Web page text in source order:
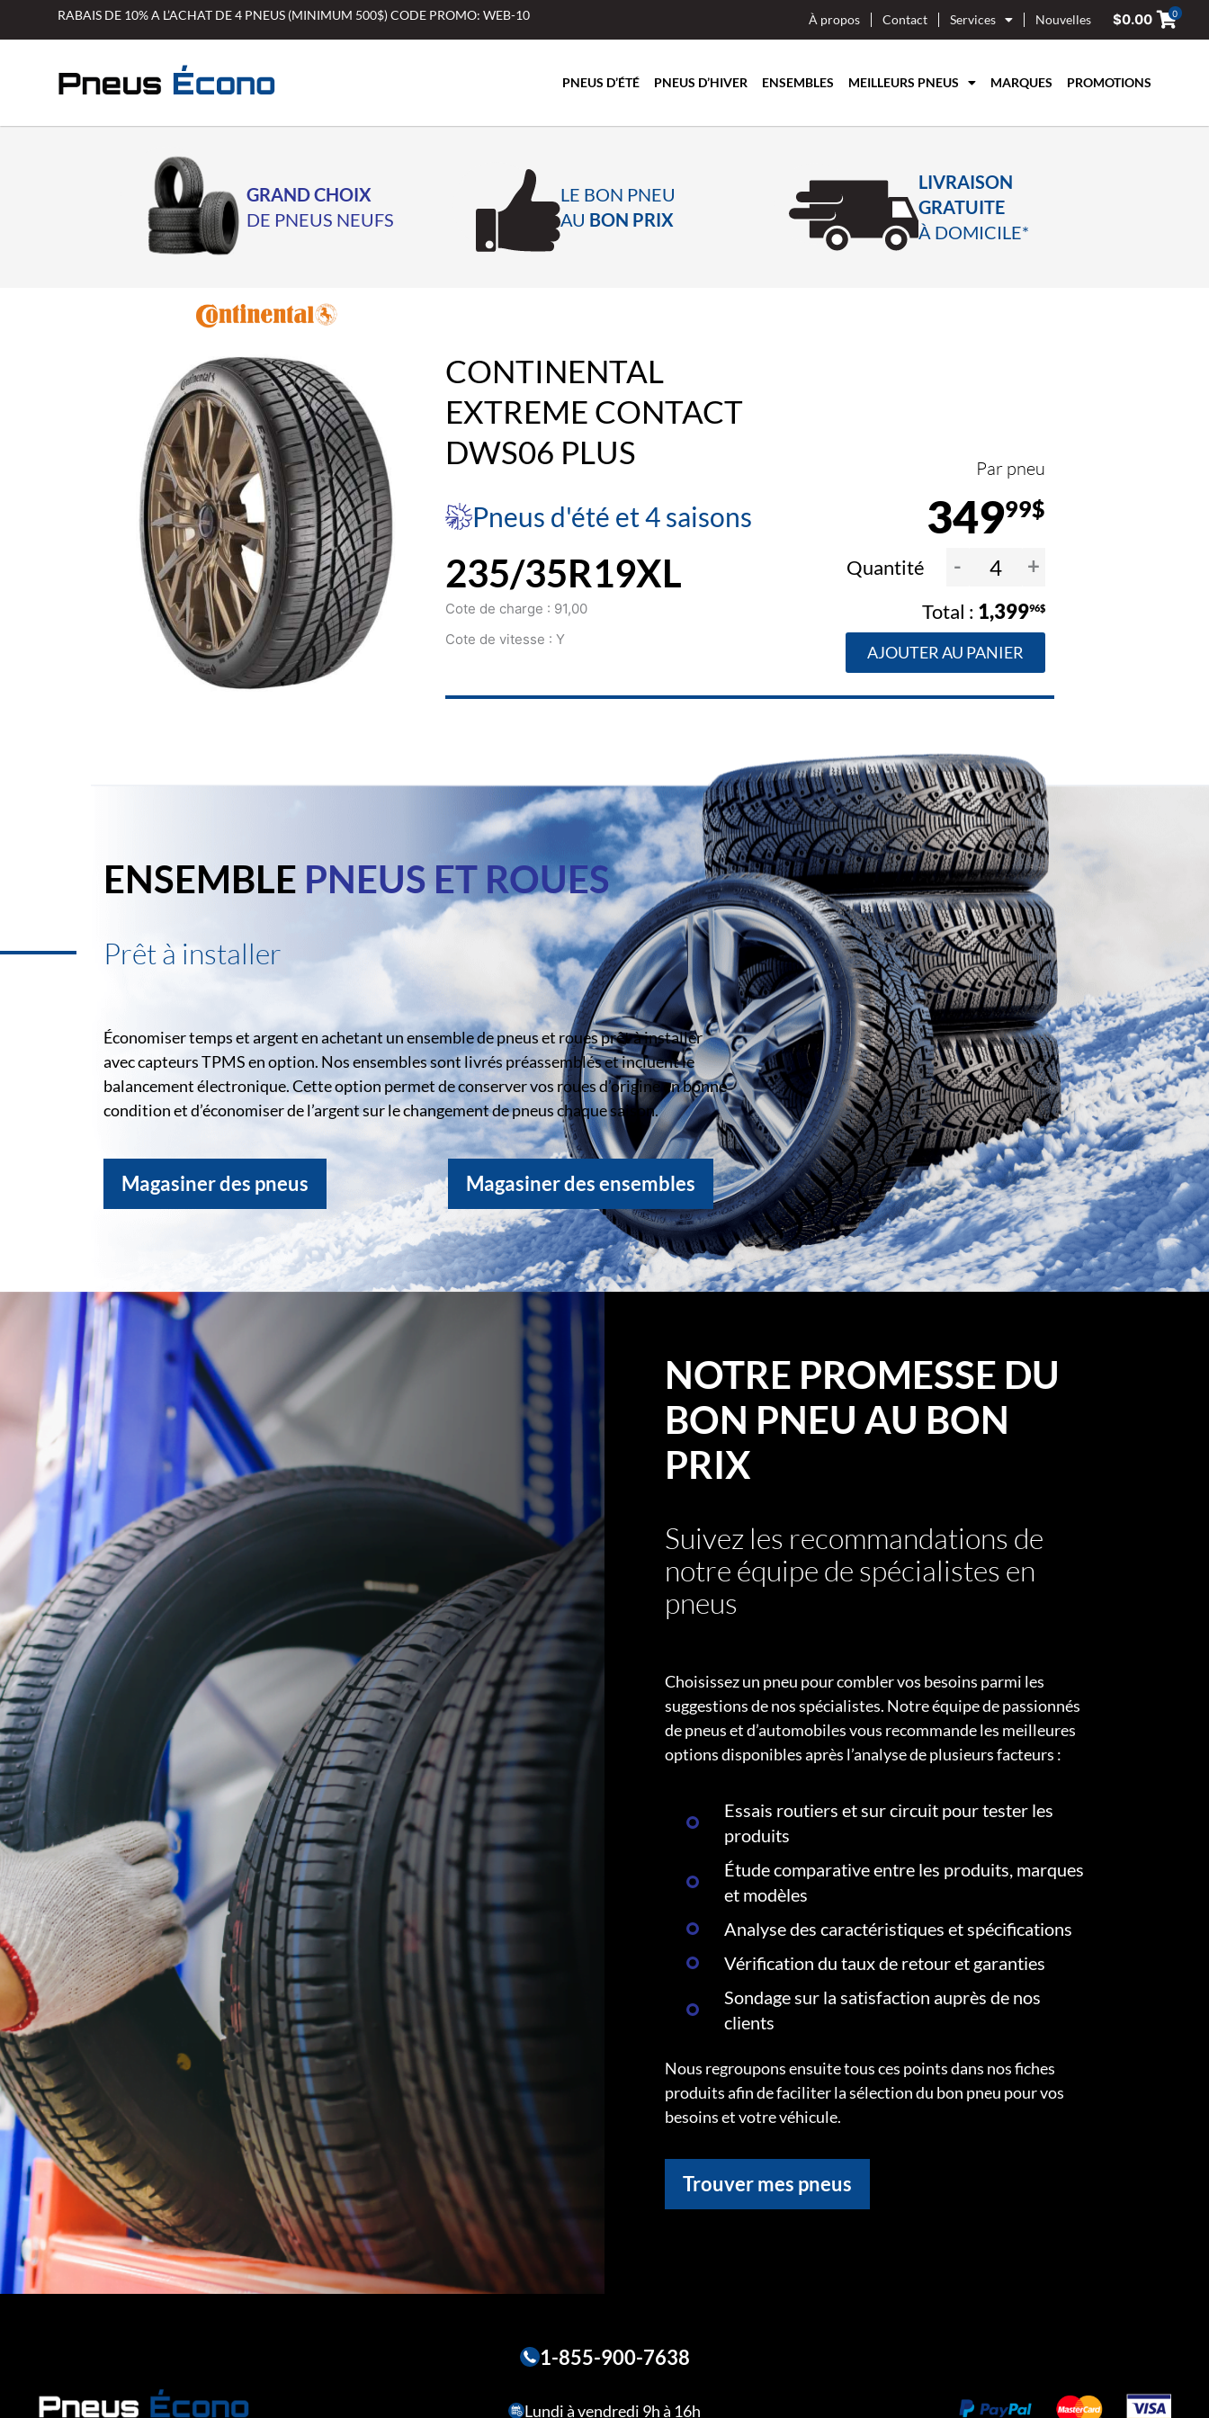
RABAIS DE 10% A L’ACHAT DE 4 PNEUS (MINIMUM 500$) CODE PROMO: WEB-10 À propos Contact Services Nouvelles $0.00 0
PNEUS D’ÉTÉ PNEUS D’HIVER ENSEMBLES MEILLEURS PNEUS MARQUES PROMOTIONS
GRAND CHOIX
DE PNEUS NEUFS
LE BON PNEU
AU BON PRIX
LIVRAISON
GRATUITE
À DOMICILE*
CONTINENTAL
EXTREME CONTACT
DWS06 PLUS
Pneus d'été et 4 saisons
Par pneu
34999$
235/35R19XL
Cote de charge : 91,00
Cote de vitesse : Y
Quantité - +
1,39996$
AJOUTER AU PANIER
ENSEMBLE PNEUS ET ROUES
Prêt à installer
Économiser temps et argent en achetant un ensemble de pneus et roues prêt à installer
avec capteurs TPMS en option. Nos ensembles sont livrés préassemblés et incluent le
balancement électronique. Cette option permet de conserver vos roues d’origine en bonne
condition et d’économiser de l’argent sur le changement de pneus chaque saison.
Magasiner des pneus Magasiner des ensembles
NOTRE PROMESSE DU
BON PNEU AU BON
PRIX
Suivez les recommandations de
notre équipe de spécialistes en
pneus
Choisissez un pneu pour combler vos besoins parmi les
suggestions de nos spécialistes. Notre équipe de passionnés
de pneus et d’automobiles vous recommande les meilleures
options disponibles après l’analyse de plusieurs facteurs :
Essais routiers et sur circuit pour tester les
produits
Étude comparative entre les produits, marques
et modèles
Analyse des caractéristiques et spécifications
Vérification du taux de retour et garanties
Sondage sur la satisfaction auprès de nos
clients
Nous regroupons ensuite tous ces points dans nos fiches
produits afin de faciliter la sélection du bon pneu pour vos
besoins et votre véhicule.
Trouver mes pneus
1-855-900-7638
Lundi à vendredi 9h à 16h